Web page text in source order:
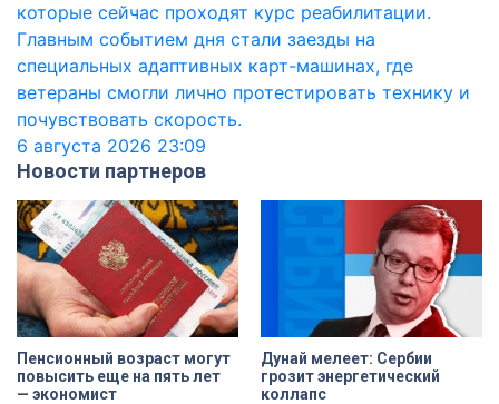
которые сейчас проходят курс реабилитации.
Главным событием дня стали заезды на
специальных адаптивных карт-машинах, где
ветераны смогли лично протестировать технику и
почувствовать скорость.
6 августа 2026 23:09
Новости партнеров
Пенсионный возраст могут
повысить еще на пять лет
— экономист
Дунай мелеет: Сербии
грозит энергетический
коллапс